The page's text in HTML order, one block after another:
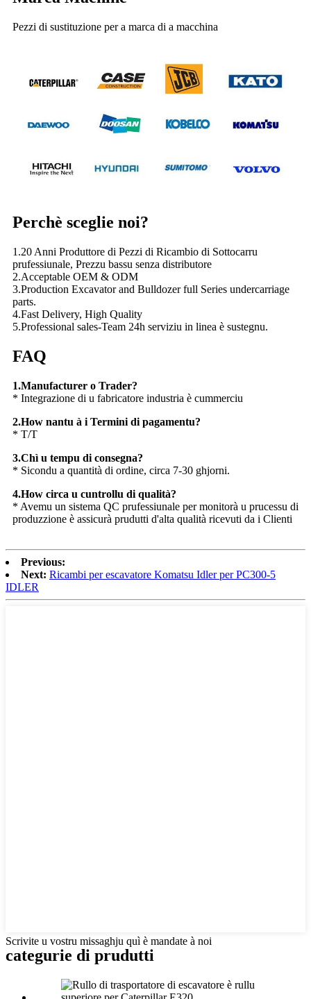
Pezzi di sustituzione per a marca di a macchina
Perchè sceglie noi?
1.20 Anni Produttore di Pezzi di Ricambio di Sottocarru
prufessiunale, Prezzu bassu senza distributore
2.Acceptable OEM & ODM
3.Production Excavator and Bulldozer full Series undercarriage
parts.
4.Fast Delivery, High Quality
5.Professional sales-Team 24h serviziu in linea è sustegnu.
FAQ
1.Manufacturer o Trader?
* Integrazione di u fabricatore industria è cummerciu
2.How nantu à i Termini di pagamentu?
* T/T
3.Chì u tempu di consegna?
* Sicondu a quantità di ordine, circa 7-30 ghjorni.
4.How circa u cuntrollu di qualità?
* Avemu un sistema QC prufessiunale per monitorà u prucessu di
produzzione è assicurà prudutti d'alta qualità ricevuti da i Clienti
Previous:
Next: Ricambi per escavatore Komatsu Idler per PC300-5
IDLER
Scrivite u vostru missaghju quì è mandate à noi
categurie di prudutti